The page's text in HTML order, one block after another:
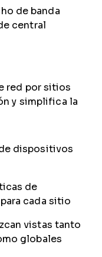
de banda
central
red por sitios
y simplifica la
dispositivos
de
cada sitio
vistas tanto
globales